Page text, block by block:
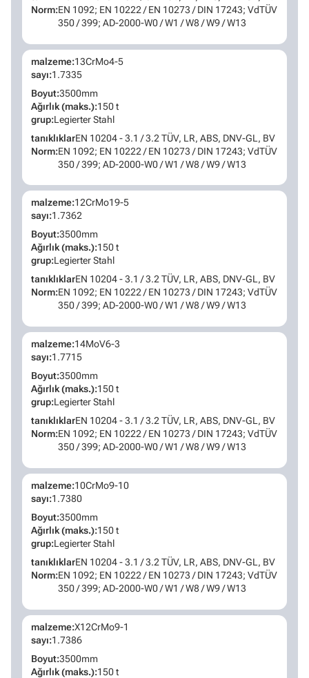
Norm:EN 1092; EN 10222 / EN 10273 / DIN 17243; VdTÜV
350 / 399; AD-2000-W0 / W1 / W8 / W9 / W13
malzeme:13CrMo4-5
sayı:1.7335
Boyut:3500mm
Ağırlık (maks.):150 t
grup:Legierter Stahl
tanıklıklarEN 10204 - 3.1 / 3.2 TÜV, LR, ABS, DNV-GL, BV
Norm:EN 1092; EN 10222 / EN 10273 / DIN 17243; VdTÜV
350 / 399; AD-2000-W0 / W1 / W8 / W9 / W13
malzeme:12CrMo19-5
sayı:1.7362
Boyut:3500mm
Ağırlık (maks.):150 t
grup:Legierter Stahl
tanıklıklarEN 10204 - 3.1 / 3.2 TÜV, LR, ABS, DNV-GL, BV
Norm:EN 1092; EN 10222 / EN 10273 / DIN 17243; VdTÜV
350 / 399; AD-2000-W0 / W1 / W8 / W9 / W13
malzeme:14MoV6-3
sayı:1.7715
Boyut:3500mm
Ağırlık (maks.):150 t
grup:Legierter Stahl
tanıklıklarEN 10204 - 3.1 / 3.2 TÜV, LR, ABS, DNV-GL, BV
Norm:EN 1092; EN 10222 / EN 10273 / DIN 17243; VdTÜV
350 / 399; AD-2000-W0 / W1 / W8 / W9 / W13
malzeme:10CrMo9-10
sayı:1.7380
Boyut:3500mm
Ağırlık (maks.):150 t
grup:Legierter Stahl
tanıklıklarEN 10204 - 3.1 / 3.2 TÜV, LR, ABS, DNV-GL, BV
Norm:EN 1092; EN 10222 / EN 10273 / DIN 17243; VdTÜV
350 / 399; AD-2000-W0 / W1 / W8 / W9 / W13
malzeme:X12CrMo9-1
sayı:1.7386
Boyut:3500mm
Ağırlık (maks.):150 t